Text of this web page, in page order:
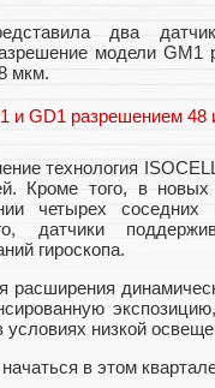
два
модели
мкм.
технология
Кроме того, в новых
четырех
датчики
гироскопа.
низкой
в этом